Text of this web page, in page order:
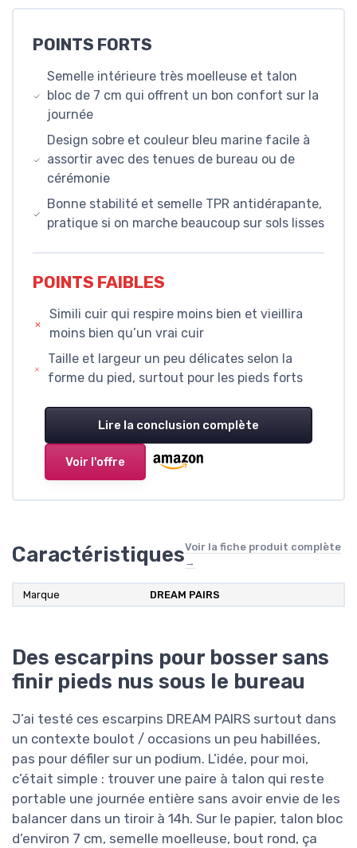
POINTS FORTS
Semelle intérieure très moelleuse et talon
bloc de 7 cm qui offrent un bon confort sur la
journée
Design sobre et couleur bleu marine facile à
assortir avec des tenues de bureau ou de
cérémonie
Bonne stabilité et semelle TPR antidérapante,
pratique si on marche beaucoup sur sols lisses
POINTS FAIBLES
Simili cuir qui respire moins bien et vieillira
moins bien qu’un vrai cuir
Taille et largeur un peu délicates selon la
forme du pied, surtout pour les pieds forts
Lire la conclusion complète
Voir l'offre
CaractéristiquesVoir la fiche produit complète
→
Marque DREAM PAIRS
Des escarpins pour bosser sans
finir pieds nus sous le bureau
J’ai testé ces escarpins DREAM PAIRS surtout dans
un contexte boulot / occasions un peu habillées,
pas pour défiler sur un podium. L’idée, pour moi,
c’était simple : trouver une paire à talon qui reste
portable une journée entière sans avoir envie de les
balancer dans un tiroir à 14h. Sur le papier, talon bloc
d’environ 7 cm, semelle moelleuse, bout rond, ça